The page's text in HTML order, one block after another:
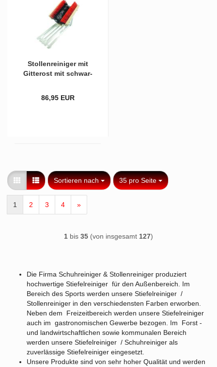
Stol­len­rei­ni­ger mit
Git­te­rost mit schwar­
bürs­ten
86,95 EUR
Sortieren nach
Sortieren nach 35 pro Seite
pro Seite
1 2 3 4 »
1 bis 35 (von insgesamt 127)
Die Firma Schuhreiniger & Stollenreiniger produziert
hochwertige Stiefelreiniger für den Außenbereich. Im
Bereich des Sports werden unsere Stiefelreiniger /
Stollenreiniger in den verschiedensten Farben erworben.
Neben dem Freizeitbereich werden unsere Stiefelreiniger
auch im gastronomischen Gewerbe bezogen. Im Forst -
und landwirtschaftlichen sowie kommunalen Bereich
werden unsere Stiefelreiniger / Schuhreiniger als
zuverlässige Stiefelreiniger eingesetzt.
Unsere Produkte sind von sehr hoher Qualität und werden